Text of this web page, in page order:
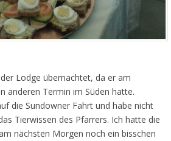
Lodge übernachtet, da er am
anderen Termin im Süden hatte.
die Sundowner Fahrt und habe nicht
Tierwissen des Pfarrers. Ich hatte die
nächsten Morgen noch ein bisschen